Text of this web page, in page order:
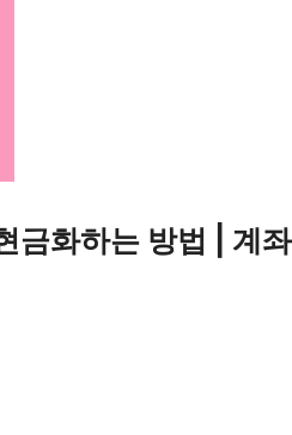
금화하는 방법 | 계